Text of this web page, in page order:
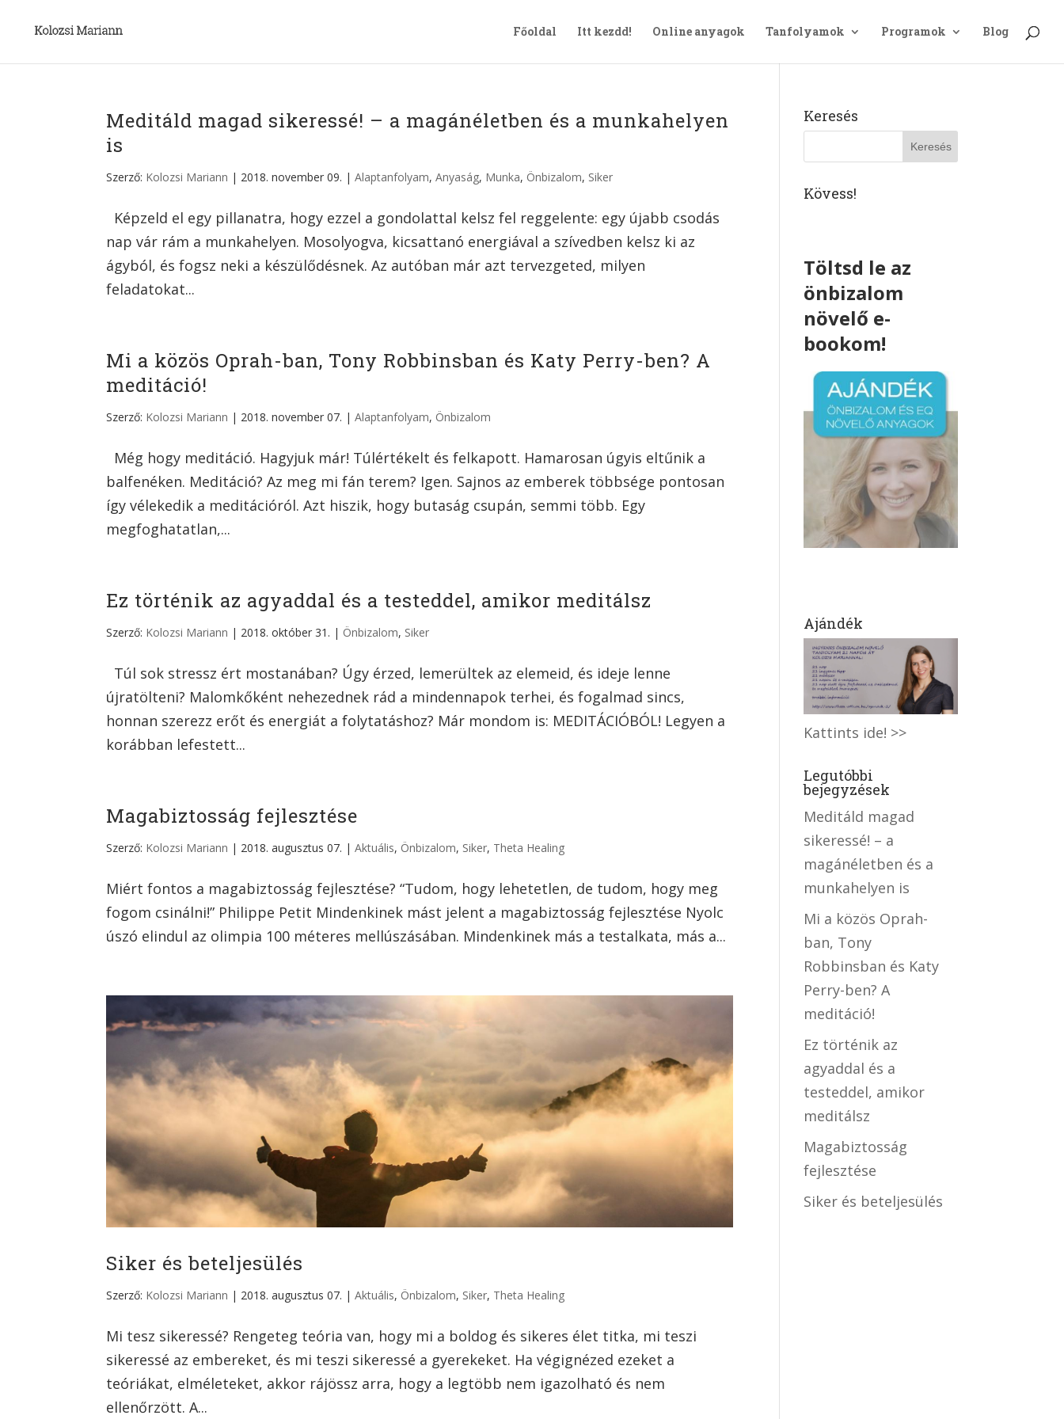
Főoldal Itt kezdd! Online anyagok Tanfolyamok Programok Blog
Meditáld magad sikeressé! – a magánéletben és a munkahelyen
is
Szerző: Kolozsi Mariann | 2018. november 09. |Alaptanfolyam,Anyaság, Munka, Önbizalom, Siker
Képzeld el egy pillanatra, hogy ezzel a gondolattal kelsz fel reggelente: egy újabb csodás
nap vár rám a munkahelyen. Mosolyogva, kicsattanó energiával a szívedben kelsz ki az
ágyból, és fogsz neki a készülődésnek. Az autóban már azt tervezgeted, milyen
feladatokat...
Mi a közös Oprah-ban, Tony Robbinsban és Katy Perry-ben? A
meditáció!
Szerző: Kolozsi Mariann | 2018. november 07. |Alaptanfolyam, Önbizalom
Még hogy meditáció. Hagyjuk már! Túlértékelt és felkapott. Hamarosan úgyis eltűnik a
balfenéken. Meditáció? Az meg mi fán terem? Igen. Sajnos az emberek többsége pontosan
így vélekedik a meditációról. Azt hiszik, hogy butaság csupán, semmi több. Egy
megfoghatatlan,...
Ez történik az agyaddal és a testeddel, amikor meditálsz
Szerző: Kolozsi Mariann | 2018. október 31. | Önbizalom, Siker
Túl sok stressz ért mostanában? Úgy érzed, lemerültek az elemeid, és ideje lenne
újratölteni? Malomkőként nehezednek rád a mindennapok terhei, és fogalmad sincs,
honnan szerezz erőt és energiát a folytatáshoz? Már mondom is: MEDITÁCIÓBÓL! Legyen a
korábban lefestett...
Magabiztosság fejlesztése
Szerző: Kolozsi Mariann | 2018. augusztus 07. |Aktuális, Önbizalom, Siker, Theta Healing
Miért fontos a magabiztosság fejlesztése? “Tudom, hogy lehetetlen, de tudom, hogy meg
fogom csinálni!” Philippe Petit Mindenkinek mást jelent a magabiztosság fejlesztése Nyolc
úszó elindul az olimpia 100 méteres mellúszásában. Mindenkinek más a testalkata, más a...
Siker és beteljesülés
Szerző: Kolozsi Mariann | 2018. augusztus 07. |Aktuális, Önbizalom, Siker, Theta Healing
Mi tesz sikeressé? Rengeteg teória van, hogy mi a boldog és sikeres élet titka, mi teszi
sikeressé az embereket, és mi teszi sikeressé a gyerekeket. Ha végignézed ezeket a
teóriákat, elméleteket, akkor rájössz arra, hogy a legtöbb nem igazolható és nem
ellenőrzött. A...
Keresés
Kövess!
Töltsd le az
önbizalom
növelő e-
bookom!
Ajándék
Kattints ide! >>
Legutóbbi
bejegyzések
Meditáld magad
sikeressé! – a
magánéletben és a
munkahelyen is
Mi a közös Oprah-
ban, Tony
Robbinsban és Katy
Perry-ben? A
meditáció!
Ez történik az
agyaddal és a
testeddel, amikor
meditálsz
Magabiztosság
fejlesztése
Siker és beteljesülés